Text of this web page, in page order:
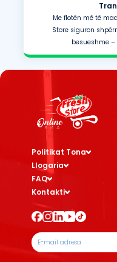
Me flotën më të
Store siguron
besueshme
Politikat Tona
Llogaria
FAQ
Kontakti